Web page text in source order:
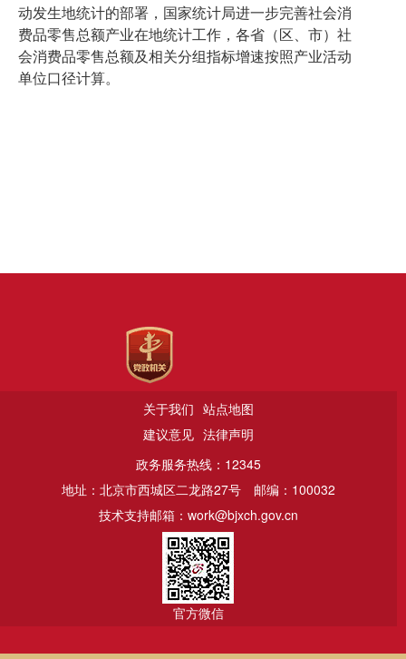
动发生地统计的部署，国家统计局进一步完善社会消
费品零售总额产业在地统计工作，各省（区、市） 社
会消费品零售总额及相关分组指标增速按照产业活动
单位口径计算。
关于我们 站点地图
建议意见 法律声明
政务服务热线：12345
地址：北京市西城区二龙路27号
邮编：100032
技术支持邮箱：work@bjxch.gov.cn
官方微信